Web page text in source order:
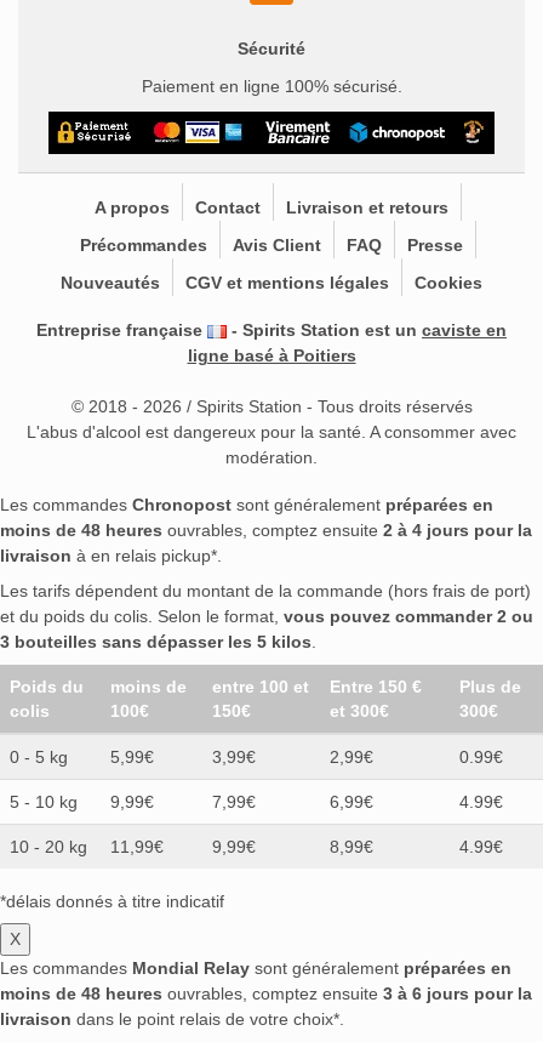
Sécurité
Paiement en ligne 100% sécurisé.
A propos Contact
Livraison et retours
Précommandes
Avis Client FAQ
Presse
Nouveautés
CGV et mentions légales Cookies
Entreprise française - Spirits Station est un caviste en
ligne basé à Poitiers
© 2018 - 2026 / Spirits Station - Tous droits réservés
L'abus d'alcool est dangereux pour la santé. A consommer avec
modération.
Les commandes Chronopost sont généralement préparées en
moins de 48 heures ouvrables, comptez ensuite 2 à 4 jours pour la
livraison à en relais pickup*.
Les tarifs dépendent du montant de la commande (hors frais de port)
et du poids du colis. Selon le format, vous pouvez commander 2 ou
3 bouteilles sans dépasser les 5 kilos
Poids du
colis
moins de
100€
entre 100 et
150€
Entre 150 €
et 300€
Plus de
300€
0 - 5 kg 5,99€ 3,99€ 2,99€ 0.99€
5 - 10 kg 9,99€ 7,99€ 6,99€ 4.99€
10 - 20 kg 11,99€ 9,99€ 8,99€ 4.99€
*délais donnés à titre indicatif
X
Les commandes Mondial Relay sont généralement préparées en
moins de 48 heures ouvrables, comptez ensuite 3 à 6 jours pour la
livraison dans le point relais de votre choix*.